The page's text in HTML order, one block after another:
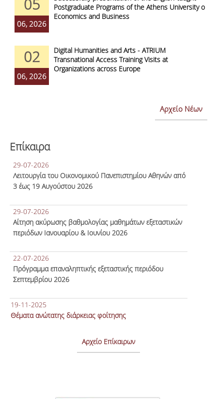
05
06, 2026
Postgraduate Programs of the Athens University of
Economics and Business
02
06, 2026
Digital Humanities and Arts - ATRIUM
Transnational Access Training Visits at
Organizations across Europe
Αρχείο Νέων
Επίκαιρα
29-07-2026
Λειτουργία του Οικονομικού Πανεπιστημίου Αθηνών από
3 έως 19 Αυγούστου 2026
29-07-2026
Αίτηση ακύρωσης βαθμολογίας μαθημάτων εξεταστικών
περιόδων Ιανουαρίου & Ιουνίου 2026
22-07-2026
Πρόγραμμα επαναληπτικής εξεταστικής περιόδου
Σεπτεμβρίου 2026
19-11-2025
Θέματα ανώτατης διάρκειας φοίτησης
Αρχείο Επίκαιρων